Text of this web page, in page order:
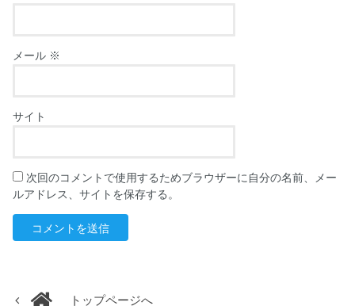
メール ※
サイト
次回のコメントで使用するためブラウザーに自分の名前、メー
ルアドレス、サイトを保存する。
トップページへ